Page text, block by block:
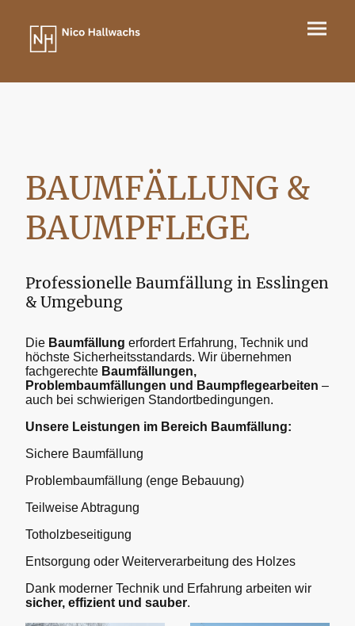
BAUMFÄLLUNG &
BAUMPFLEGE
Professionelle Baumfällung in Esslingen
& Umgebung
Die Baumfällung erfordert Erfahrung, Technik und
höchste Sicherheitsstandards. Wir übernehmen
fachgerechte Baumfällungen,
Problembaumfällungen und Baumpflegearbeiten –
auch bei schwierigen Standortbedingungen.
Unsere Leistungen im Bereich Baumfällung:
Sichere Baumfällung
Problembaumfällung (enge Bebauung)
Teilweise Abtragung
Totholzbeseitigung
Entsorgung oder Weiterverarbeitung des Holzes
Dank moderner Technik und Erfahrung arbeiten wir
sicher, effizient und sauber.